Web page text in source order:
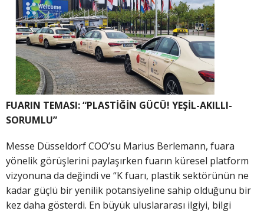
FUARIN TEMASI: “PLASTİĞİN GÜCÜ! YEŞİL-AKILLI-
SORUMLU”
Messe Düsseldorf COO’su Marius Berlemann, fuara
yönelik görüşlerini paylaşırken fuarın küresel platform
vizyonuna da değindi ve “K fuarı, plastik sektörünün ne
kadar güçlü bir yenilik potansiyeline sahip olduğunu bir
kez daha gösterdi. En büyük uluslararası ilgiyi, bilgi